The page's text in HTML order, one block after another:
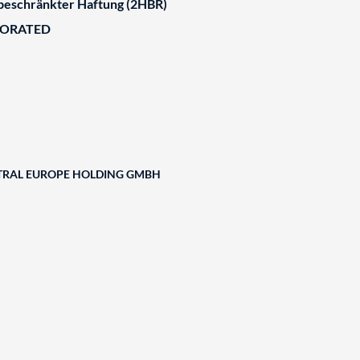
Haftung (2HBR)
EUROPE HOLDING GMBH